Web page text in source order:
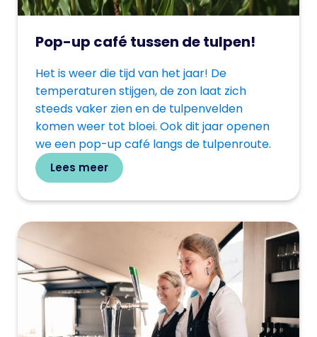
Pop-up café tussen de tulpen!
Het is weer die tijd van het jaar! De
temperaturen stijgen, de zon laat zich
steeds vaker zien en de tulpenvelden
komen weer tot bloei. Ook dit jaar openen
we een pop-up café langs de tulpenroute.
Lees meer